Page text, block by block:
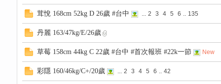
茸悅 168cm 52kg D 26歲 #台中 ... 2 3 4 5 6 .. 135
丹麗 163/47kg/E/26歲
草莓 158cm 44kg C 22歲 #台中 #首次報班 #22k一節 New
彩隱 160/46kg/C+/20歲 ... 2 3 4 5 6 .. 42